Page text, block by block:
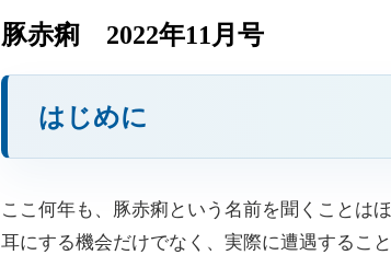
豚赤痢 2022年11月号
はじめに
ここ何年も、豚赤痢という名前を聞くことは
耳にする機会だけでなく、実際に遭遇するこ